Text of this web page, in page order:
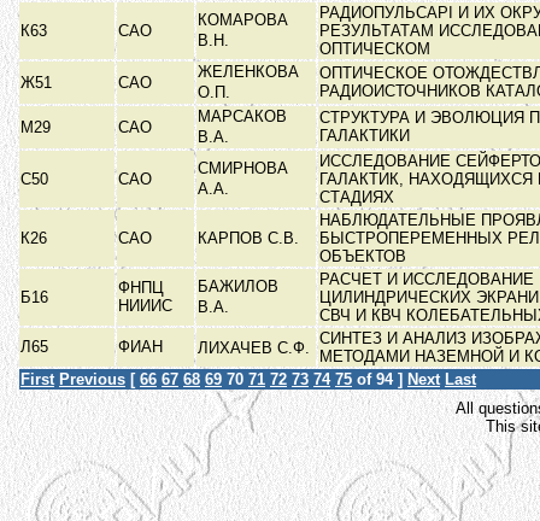
К63 САО
КОМАРОВА
В.Н.
РАДИОПУЛЬСАРІ И ИХ
РЕЗУЛЬТАТАМ
ОПТИЧЕСКОМ
Ж51
САО
ЖЕЛЕНКОВА
О.П.
ОПТИЧЕСКОЕ
РАДИОИСТОЧНИКОВ
М29
САО
МАРСАКОВ
В.А.
СТРУКТУРА И ЭВОЛЮЦИЯ
ГАЛАКТИКИ
С50 САО
СМИРНОВА
А.А.
ИССЛЕДОВАНИЕ
ГАЛАКТИК, НАХОДЯЩИХСЯ
СТАДИЯХ
К26 САО КАРПОВ С.В.
НАБЛЮДАТЕЛЬНЫЕ
БЫСТРОПЕРЕМЕННЫХ
ОБЪЕКТОВ
Б16
ФНПЦ
НИИИС
БАЖИЛОВ
В.А.
РАСЧЕТ И ИССЛЕДОВАНИЕ
ЦИЛИНДРИЧЕСКИХ
СВЧ И КВЧ
Л65
ФИАН ЛИХАЧЕВ С.Ф.
СИНТЕЗ И АНАЛИЗ
МЕТОДАМИ НАЗЕМНОЙ И
First Previous [ 66 67 68 69 70 71 72 73 74 75 of 94 ] Next Last
All
This